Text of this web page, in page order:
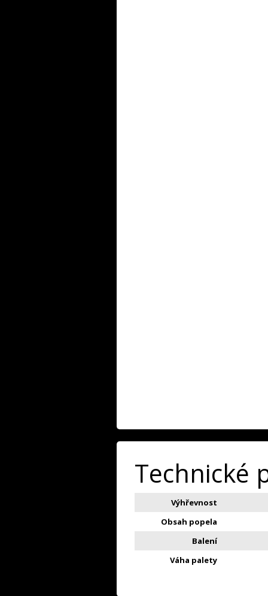
Technické
Výhřevnost
Obsah popela
Balení
Váha palety